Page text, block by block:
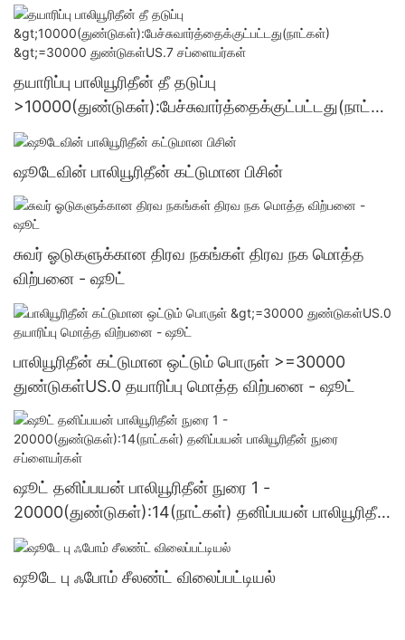
தயாரிப்பு பாலியூரிதீன் தீ தடுப்பு
>10000(துண்டுகள்):பேச்சுவார்த்தைக்குட்பட்டது(நாட்க
ள்) >=30000 துண்டுகள்US.7 சப்ளையர்கள்
ஷூடேவின் பாலியூரிதீன் கட்டுமான பிசின்
சுவர் ஓடுகளுக்கான திரவ நகங்கள் திரவ நக மொத்த
விற்பனை - ஷூட்
பாலியூரிதீன் கட்டுமான ஒட்டும் பொருள் >=30000
துண்டுகள்US.0 தயாரிப்பு மொத்த விற்பனை - ஷூட்
ஷூட் தனிப்பயன் பாலியூரிதீன் நுரை 1 -
20000(துண்டுகள்):14(நாட்கள்) தனிப்பயன் பாலியூரிதீன்
நுரை சப்ளையர்கள்
ஷூடே பு ஃபோம் சீலண்ட் விலைப்பட்டியல்